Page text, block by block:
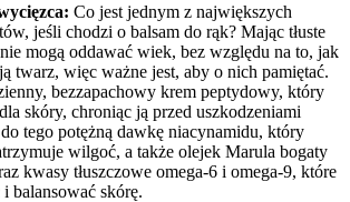
Co jest jednym z największych
jeśli chodzi o balsam do rąk? Mając tłuste
mogą oddawać wiek, bez względu na to, jak
twarz, więc ważne jest, aby o nich pamiętać.
bezzapachowy krem peptydowy, który
skóry, chroniąc ją przed uszkodzeniami
tego potężną dawkę niacynamidu, który
wilgoć, a także olejek Marula bogaty
kwasy tłuszczowe omega-6 i omega-9, które
balansować skórę.